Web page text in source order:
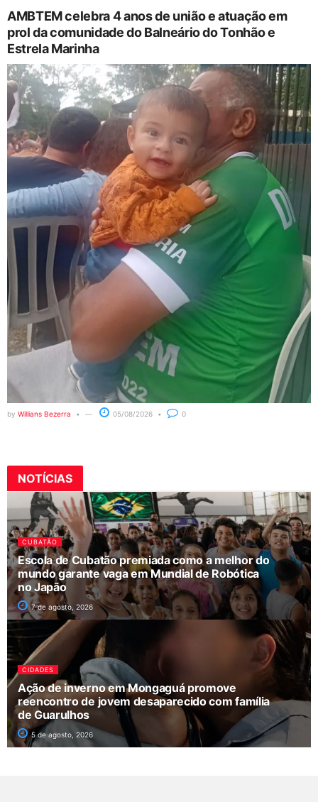
AMBTEM celebra 4 anos de união e atuação em
prol da comunidade do Balneário do Tonhão e
Estrela Marinha
by Willians Bezerra 05/08/2026 0
NOTÍCIAS
CUBATÃO
Escola de Cubatão premiada como a melhor do
mundo garante vaga em Mundial de Robótica
no Japão
7 de agosto, 2026
CIDADES
Ação de inverno em Mongaguá promove
reencontro de jovem desaparecido com família
de Guarulhos
5 de agosto, 2026